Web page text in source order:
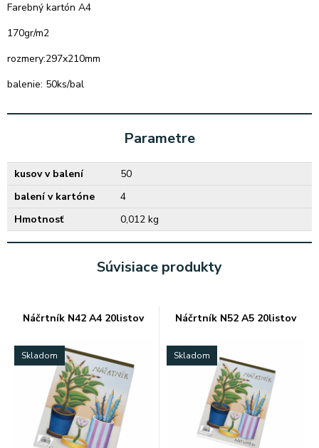
Farebný kartón A4
170gr/m2
rozmery:297x210mm
balenie: 50ks/bal
Parametre
kusov v balení
50
balení v kartóne
4
Hmotnosť
0,012 kg
Súvisiace produkty
Náčrtník N42 A4 20listov
Skladom
Náčrtník N52 A5 20listov
Skladom